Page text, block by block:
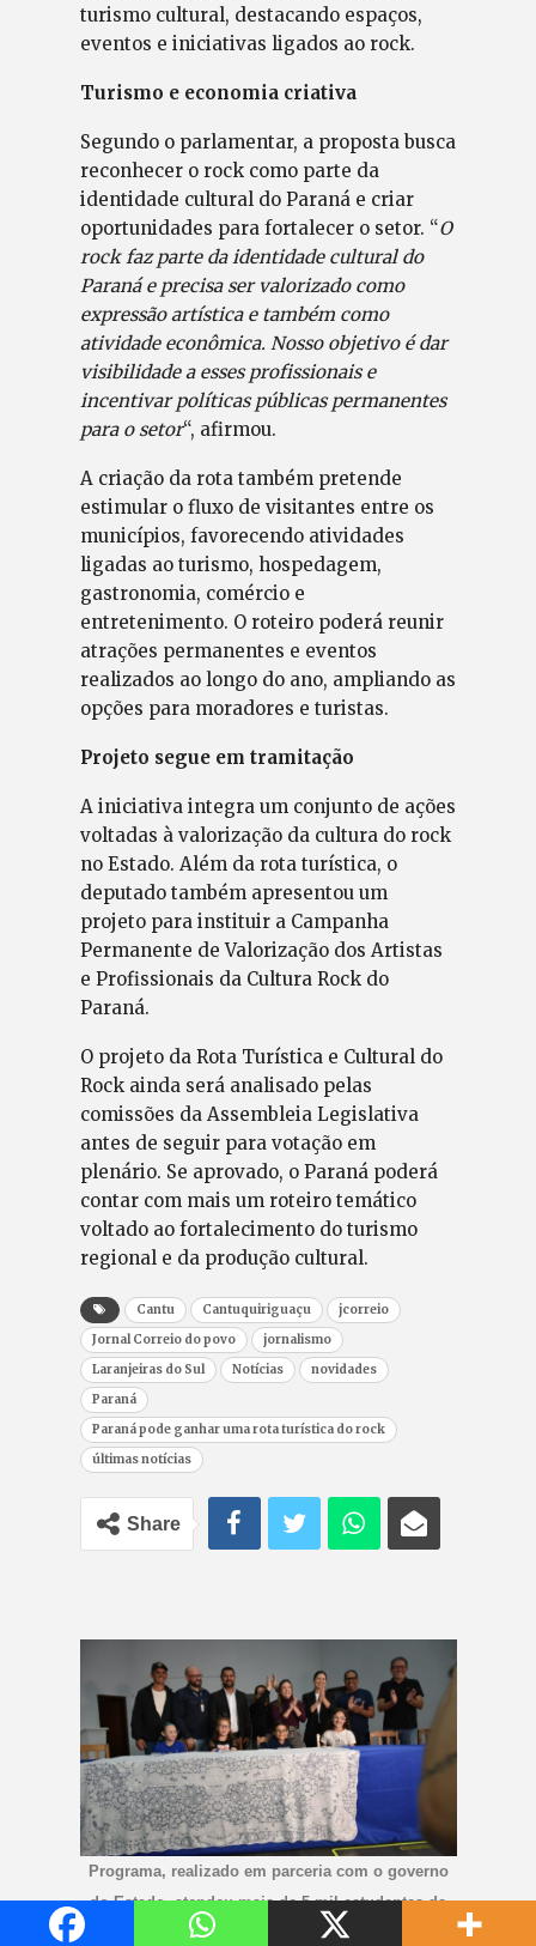
turismo cultural, destacando espaços,
eventos e iniciativas ligados ao rock.
Turismo e economia criativa
Segundo o parlamentar, a proposta busca
reconhecer o rock como parte da
identidade cultural do Paraná e criar
oportunidades para fortalecer o setor. “O
rock faz parte da identidade cultural do
Paraná e precisa ser valorizado como
expressão artística e também como
atividade econômica. Nosso objetivo é dar
visibilidade a esses profissionais e
incentivar políticas públicas permanentes
para o setor“, afirmou.
A criação da rota também pretende
estimular o fluxo de visitantes entre os
municípios, favorecendo atividades
ligadas ao turismo, hospedagem,
gastronomia, comércio e
entretenimento. O roteiro poderá reunir
atrações permanentes e eventos
realizados ao longo do ano, ampliando as
opções para moradores e turistas.
Projeto segue em tramitação
A iniciativa integra um conjunto de ações
voltadas à valorização da cultura do rock
no Estado. Além da rota turística, o
deputado também apresentou um
projeto para instituir a Campanha
Permanente de Valorização dos Artistas
e Profissionais da Cultura Rock do
Paraná.
O projeto da Rota Turística e Cultural do
Rock ainda será analisado pelas
comissões da Assembleia Legislativa
antes de seguir para votação em
plenário. Se aprovado, o Paraná poderá
contar com mais um roteiro temático
voltado ao fortalecimento do turismo
regional e da produção cultural.
Cantu Cantuquiriguaçu
jcorreio
Jornal Correio do povo
jornalismo
Laranjeiras do Sul
Notícias
novidades
Paraná
Paraná pode ganhar uma rota turística do rock
últimas notícias
Share
Programa, realizado em parceria com o governo
do Estado, atendeu mais de 5 mil estudantes da
rede pública e da APAE em três etapas. - Foto: